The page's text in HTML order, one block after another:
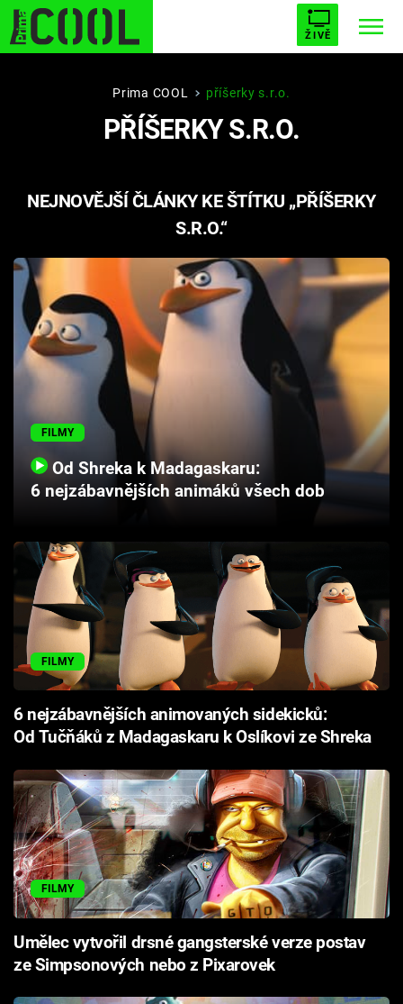
ŽIVĚ
STARHOUSE BUFFY, PŘEMOŽITELKA UPÍRŮ
PLNEJ KOTEL AVENGERS 5
Filmy
Seriály
Hry
Cool Esport
Pořady
Sledujte prima+
Přihlášení
Sledujte nás
Prima COOL příšerky s.r.o.
PŘÍŠERKY S.R.O.
NEJNOVĚJŠÍ ČLÁNKY KE ŠTÍTKU „PŘÍŠERKY
S.R.O.“
FILMY
Od Shreka k Madagaskaru:
6 nejzábavnějších animáků všech dob
FILMY
6 nejzábavnějších animovaných sidekicků:
Od Tučňáků z Madagaskaru k Oslíkovi ze Shreka
FILMY
Umělec vytvořil drsné gangsterské verze postav
ze Simpsonových nebo z Pixarovek